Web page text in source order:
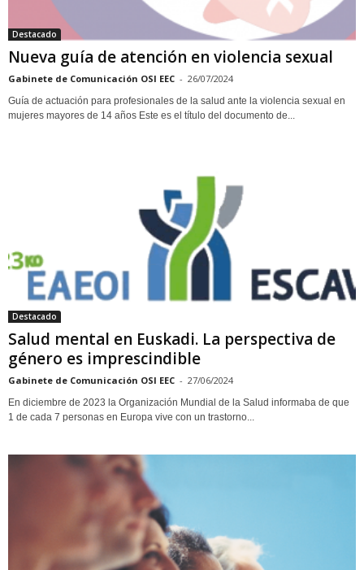
Destacado
Nueva guía de atención en violencia sexual
Gabinete de Comunicación OSI EEC - 26/07/2024
Guía de actuación para profesionales de la salud ante la violencia sexual en
mujeres mayores de 14 años Este es el título del documento de...
Destacado
Salud mental en Euskadi. La perspectiva de
género es imprescindible
Gabinete de Comunicación OSI EEC - 27/06/2024
En diciembre de 2023 la Organización Mundial de la Salud informaba de que
1 de cada 7 personas en Europa vive con un trastorno...